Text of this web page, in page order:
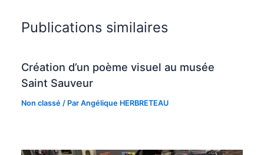
Publications similaires
Création d’un poème visuel au musée
Saint Sauveur
Non classé / ParAngélique HERBRETEAU